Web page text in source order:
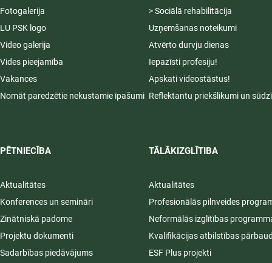
Fotogalerija
LU PSK logo
Video galerija
Vides pieejamība
Vakances
Nomāt paredzētie nekustamie īpašumi
PĒTNIECĪBA
Aktualitātes
Konferences un semināri
Zinātniskā padome
Projektu dokumenti
Sadarbības piedāvājums
> Sociālā rehabilitācija
Uzņemšanas noteikumi
Atvērto durvju dienas
Iepazīsti profesiju!
Apskati videostāstus!
Reflektantu priekšlikumi un
TĀLĀKIZGLĪTIBA
Aktualitātes
Profesionālās pilnveides
Neformālās izglītības
Kvalifikācijas atbilstības
ESF Plus projekti